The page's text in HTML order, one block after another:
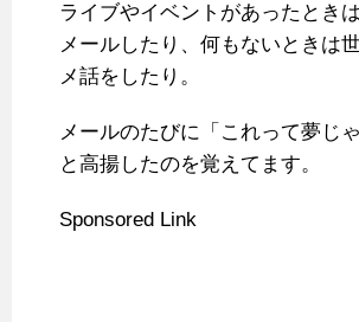
ライブやイベントがあったとき
メールしたり、何もないときは
メ話をしたり。
メールのたびに「これって夢じ
と高揚したのを覚えてます。
Sponsored Link